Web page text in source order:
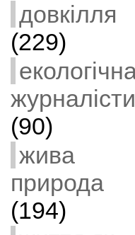
довкілля
(229)
(90)
жива
природа
(194)